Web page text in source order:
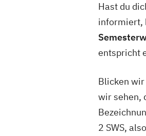
Hast du
informiert,
entspricht
Blicken wir
wir sehen,
2 SWS,